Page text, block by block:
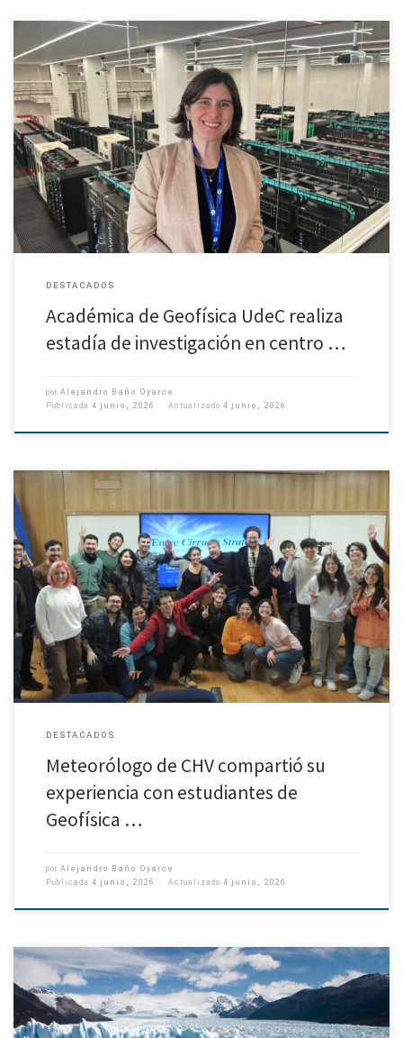
Dra. Catalina Morales Yáñez está realizando una estadía de investigación
en el Barcelona Supercomputing Center. En ese marco, mañana 5 de junio
ofrecerá la charla “¿Qué importancia tiene considerar las […]
DESTACADOS
Académica de Geofísica UdeC realiza
estadía de investigación en centro …
por Alejandro Baño Oyarce
Publicada 4 junio, 2026 Actualizado 4 junio, 2026
La divulgación de las ciencias atmosféricas y las oportunidades
profesionales más allá del ámbito tradicional de la meteorología, fueron
parte de los temas abordados por el meteorólogo Eduardo Sáez Brito […]
DESTACADOS
Meteorólogo de CHV compartió su
experiencia con estudiantes de
Geofísica …
por Alejandro Baño Oyarce
Publicada 4 junio, 2026 Actualizado 4 junio, 2026